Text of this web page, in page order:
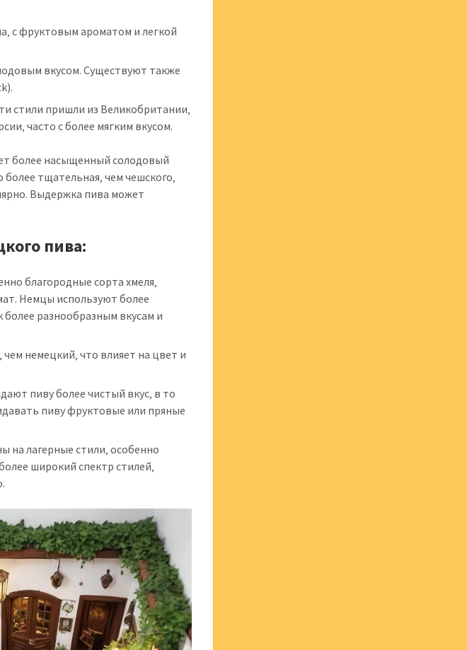
с фруктовым ароматом и легкой
вкусом. Существуют также
стили пришли из Великобритании‚
часто с более мягким вкусом.
более насыщенный солодовый
тщательная‚ чем чешского‚
Выдержка пива может
пива:
благородные сорта хмеля‚
Немцы используют более
разнообразным вкусам и
немецкий‚ что влияет на цвет и
пиву более чистый вкус‚ в то
пиву фруктовые или пряные
лагерные стили‚ особенно
широкий спектр стилей‚